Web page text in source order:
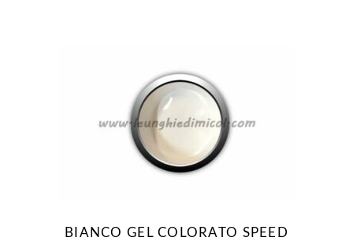
Questo
prodotto
ha
più
opzioni
BIANCO GEL COLORATO SPEED